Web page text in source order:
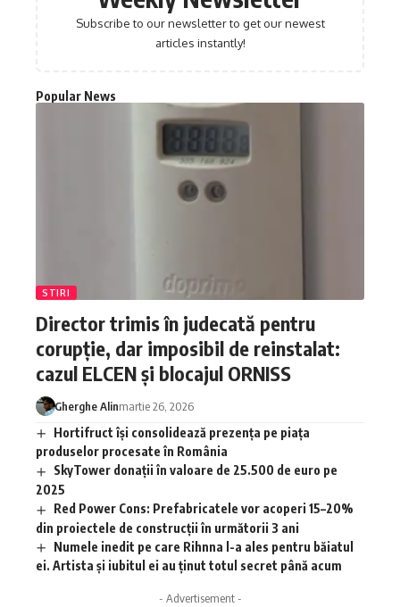
Subscribe to our newsletter to get our newest
articles instantly!
Popular News
STIRI
Director trimis în judecată pentru
corupție, dar imposibil de reinstalat:
cazul ELCEN și blocajul ORNISS
Gherghe Alinmartie 26, 2026
Hortifruct își consolidează prezența pe piața
produselor procesate în România
SkyTower donații în valoare de 25.500 de euro pe
2025
Red Power Cons: Prefabricatele vor acoperi 15–20%
din proiectele de construcții în următorii 3 ani
Numele inedit pe care Rihnna l-a ales pentru băiatul
ei. Artista și iubitul ei au ținut totul secret până acum
- Advertisement -